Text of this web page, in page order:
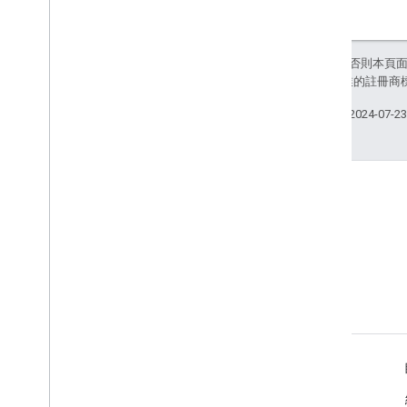
除非另有註明，否則本頁
和/或其關聯企業的註冊商
上次更新時間：2024-07-